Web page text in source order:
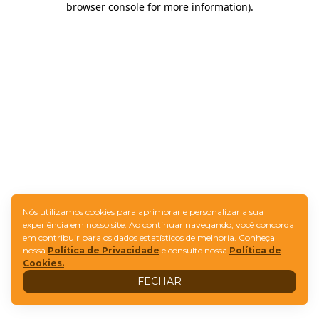
browser console for more information).
Nós utilizamos cookies para aprimorar e personalizar a sua
experiência em nosso site. Ao continuar navegando, você concorda
em contribuir para os dados estatísticos de melhoria. Conheça
nossa Política de Privacidade e consulte nossa Política de
Cookies.
FECHAR